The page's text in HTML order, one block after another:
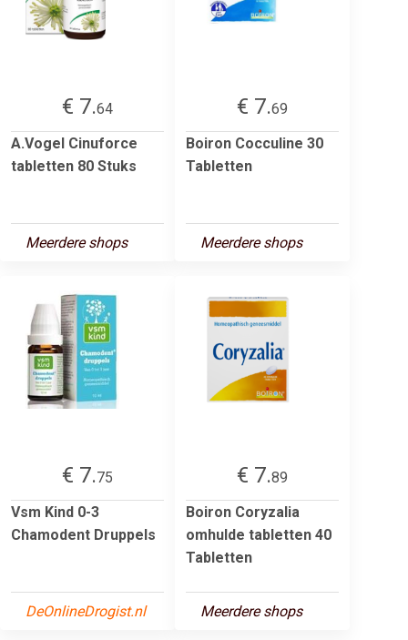
€ 7.64
A.Vogel Cinuforce
tabletten 80 Stuks
Meerdere shops
€ 7.69
Boiron Cocculine 30
Tabletten
Meerdere shops
€ 7.75
Vsm Kind 0-3
Chamodent Druppels
DeOnlineDrogist.nl
€ 7.89
Boiron Coryzalia
omhulde tabletten 40
Tabletten
Meerdere shops